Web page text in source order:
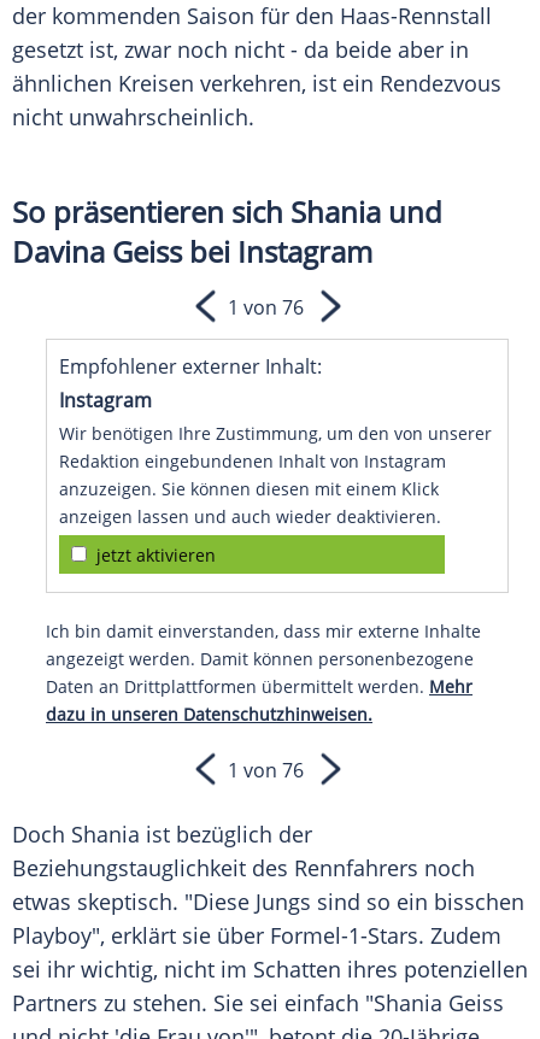
der kommenden Saison für den Haas-Rennstall
gesetzt ist, zwar noch nicht - da beide aber in
ähnlichen Kreisen verkehren, ist ein Rendezvous
nicht unwahrscheinlich.
So präsentieren sich Shania und
Davina Geiss bei Instagram
Empfohlener externer Inhalt:
Instagram
Wir benötigen Ihre Zustimmung, um den von unserer
Redaktion eingebundenen Inhalt von Instagram
anzuzeigen. Sie können diesen mit einem Klick
anzeigen lassen und auch wieder deaktivieren.
jetzt aktivieren
Ich bin damit einverstanden, dass mir externe Inhalte
angezeigt werden. Damit können personenbezogene
Daten an Drittplattformen übermittelt werden. Mehr
dazu in unseren Datenschutzhinweisen.
1 von 76
1 von 76
Doch Shania ist bezüglich der
Beziehungstauglichkeit des Rennfahrers noch
etwas skeptisch. "Diese Jungs sind so ein bisschen
Playboy", erklärt sie über Formel-1-Stars. Zudem
sei ihr wichtig, nicht im Schatten ihres potenziellen
Partners zu stehen. Sie sei einfach "Shania Geiss